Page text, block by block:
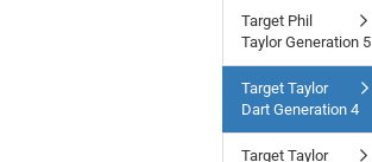
Target Phil
Taylor Generation 5
Target Taylor
Dart Generation 4
Target Taylor